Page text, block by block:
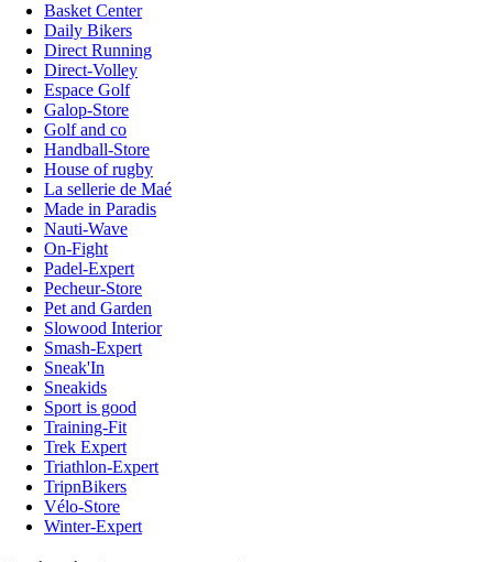
Basket Center
Daily Bikers
Direct Running
Direct-Volley
Espace Golf
Galop-Store
Golf and co
Handball-Store
House of rugby
La sellerie de Maé
Made in Paradis
Nauti-Wave
On-Fight
Padel-Expert
Pecheur-Store
Pet and Garden
Slowood Interior
Smash-Expert
Sneak'In
Sneakids
Sport is good
Training-Fit
Trek Expert
Triathlon-Expert
TripnBikers
Vélo-Store
Winter-Expert